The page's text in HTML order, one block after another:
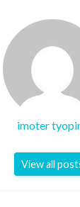
imoter
View all